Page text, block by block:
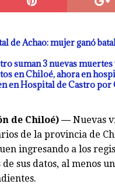
de Achao: mujer ganó
suman 3 nuevas
en Chiloé, ahora en
en Hospital de Castro por
de Chiloé) —Nuevas
de la provincia de
ingresando a los
sus datos, al menos